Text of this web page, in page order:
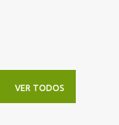
VER TODOS